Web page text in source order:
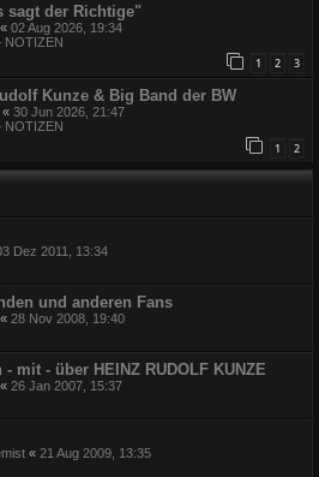
sagt der Richtige"
« 02 Aug 2026, 19:34
NOTIZEN
1 2 3
Kunze & Big Band der BW
« 30 Jun 2026, 21:47
NOTIZEN
1 2
Dez 2011, 13:34
und anderen Fans
« 28 Nov 2008, 19:40
mit - über HEINZ RUDOLF KUNZE
« 26 Jan 2007, 15:37
« 21 Aug 2009, 13:35